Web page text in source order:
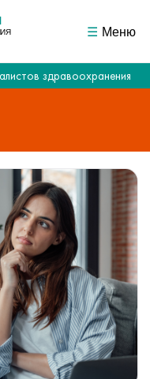
Меню
здравоохранения